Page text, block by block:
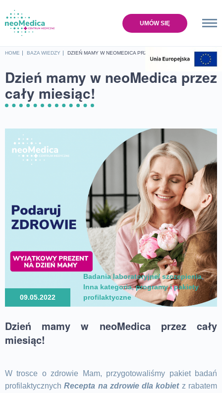
UMÓW SIĘ
HOME BAZA WIEDZY DZIEŃ MAMY W NEOMEDICA PRZEZ CAŁY MIESIĄC!
Dzień mamy w neoMedica przez
cały miesiąc!
09.05.2022
Badania laboratoryjne/ szczepienia,
Inna kategoria,programy i pakiety
profilaktyczne
Dzień mamy w neoMedica przez cały
miesiąc!
W trosce o zdrowie Mam, przygotowaliśmy pakiet badań
profilaktycznychRecepta na zdrowie dla kobiet z rabatem
Home
Cennik
Baza wiedzy
Lokalizacje
Sklep
Kontakt
UMÓW SIĘ NA WIZYTĘ